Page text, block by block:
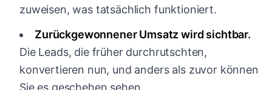
zuweisen, was tatsächlich funktioniert.
Zurückgewonnener Umsatz wird sichtbar.
Die Leads, die früher durchrutschten,
konvertieren nun, und anders als zuvor können